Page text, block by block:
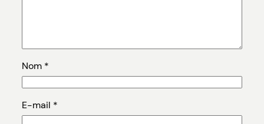
Nom *
E-mail *